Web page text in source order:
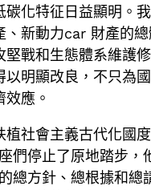
化特征日益顯明。
新動力car 財產的
戰和生態體系維護
明顯改良，不只為
應。
植社會主義古代化國
們停止了原地踏步，
總方針、總根據和